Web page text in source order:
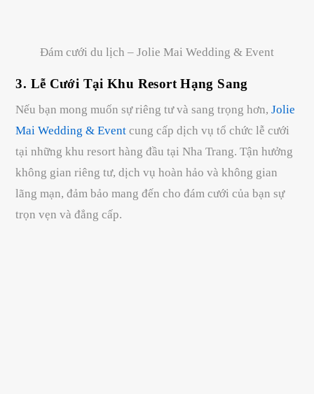
Đám cưới du lịch – Jolie Mai Wedding & Event
3. Lễ Cưới Tại Khu Resort Hạng Sang
Nếu bạn mong muốn sự riêng tư và sang trọng hơn,Jolie
Mai Wedding & Eventcung cấp dịch vụ tổ chức lễ cưới
tại những khu resort hàng đầu tại Nha Trang. Tận hưởng
không gian riêng tư, dịch vụ hoàn hảo và không gian
lãng mạn, đảm bảo mang đến cho đám cưới của bạn sự
trọn vẹn và đẳng cấp.